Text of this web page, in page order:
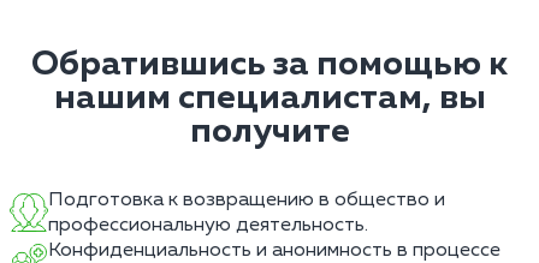
Обратившись за помощью к
нашим специалистам, вы
получите
Подготовка к возвращению в общество и
профессиональную деятельность.
Конфиденциальность и анонимность в процессе